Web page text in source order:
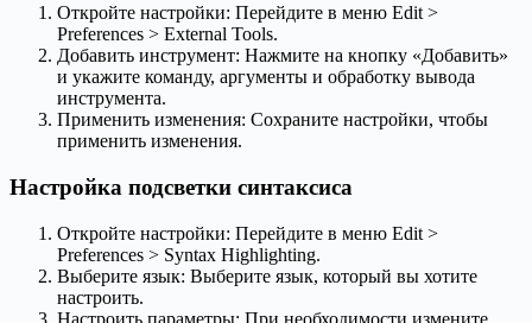
Откройте настройки: Перейдите в меню Edit >
Preferences > External Tools.
Добавить инструмент: Нажмите на кнопку «Добавить»
и укажите команду, аргументы и обработку вывода
инструмента.
Применить изменения: Сохраните настройки, чтобы
применить изменения.
Настройка подсветки синтаксиса
Откройте настройки: Перейдите в меню Edit >
Preferences > Syntax Highlighting.
Выберите язык: Выберите язык, который вы хотите
настроить.
Настроить параметры: При необходимости измените